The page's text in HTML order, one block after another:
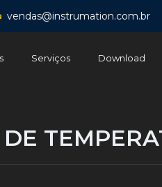
vendas@instrumation.com.br
Serviços Download